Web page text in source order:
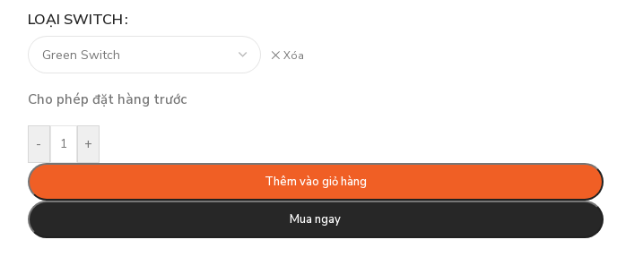
LOẠI SWITCH
Xóa
Cho phép đặt hàng trước
- +
Thêm vào giỏ hàng
Mua ngay